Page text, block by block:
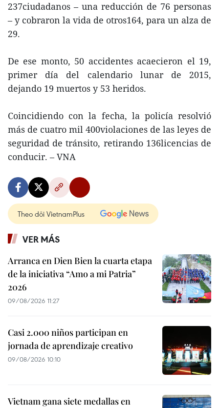
237ciudadanos – una reducción de 76 personas
– y cobraron la vida de otros164, para un alza de
29.
De ese monto, 50 accidentes acaecieron el 19,
primer día del calendario lunar de 2015,
dejando 19 muertos y 53 heridos.
Coincidiendo con la fecha, la policía resolvió
más de cuatro mil 400violaciones de las leyes de
seguridad de tránsito, retirando 136licencias de
conducir. – VNA
Theo dõi VietnamPlus
VER MÁS
Arranca en Dien Bien la cuarta etapa
de la iniciativa “Amo a mi Patria”
2026
09/08/2026 11:27
Casi 2.000 niños participan en
jornada de aprendizaje creativo
09/08/2026 10:10
Vietnam gana siete medallas en